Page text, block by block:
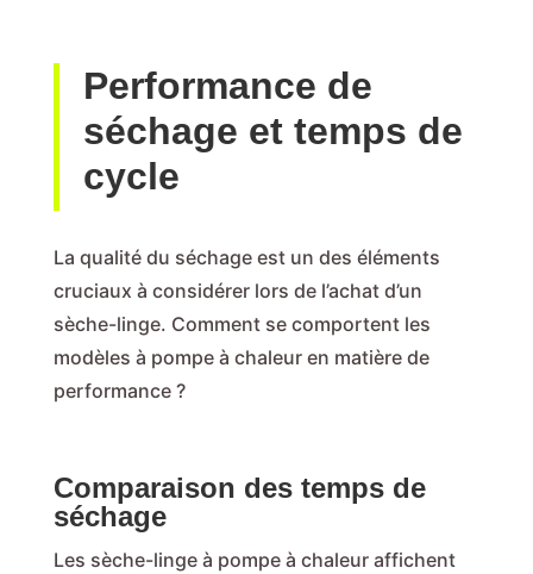
Performance de
séchage et temps de
cycle
La qualité du séchage est un des éléments
cruciaux à considérer lors de l’achat d’un
sèche-linge. Comment se comportent les
modèles à pompe à chaleur en matière de
performance ?
Comparaison des temps de
séchage
Les sèche-linge à pompe à chaleur affichent